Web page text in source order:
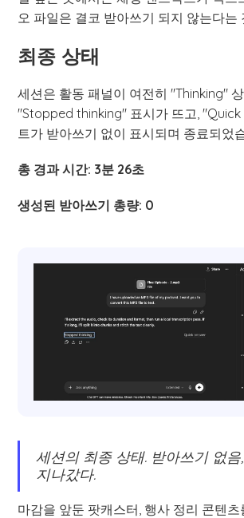
오 파일은 결코 받아쓰기 되지 않는다는
최종 상태
세션은 활동 패널이 여전히 "Thinking"
"Stopped thinking" 표시가 뜨고,
트가 받아쓰기 없이 표시되며 종료되었
총 경과 시간: 3분 26초
생성된 받아쓰기 총량: 0
세션의 최종 상태. 받아쓰기 없
지나갔다.
마감을 앞둔 팟캐스터, 행사 정리 콘텐